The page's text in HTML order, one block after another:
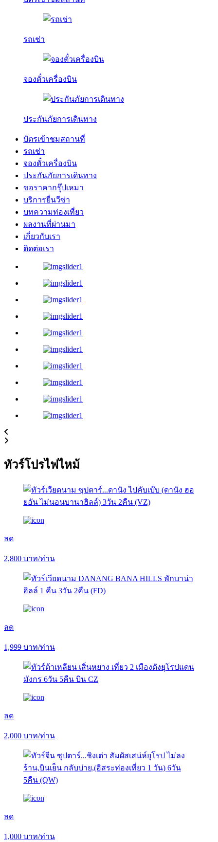
รถเช่า
จองตั๋วเครื่องบิน
ประกันภัยการเดินทาง
บัตรเข้าชมสถานที่
รถเช่า
จองตั๋วเครื่องบิน
ประกันภัยการเดินทาง
ขอราคากรุ๊ปเหมา
บริการยื่นวีซ่า
บทความท่องเที่ยว
ผลงานที่ผ่านมา
เกี่ยวกับเรา
ติดต่อเรา
ทัวร์โปรไฟไหม้
ลด
2,800 บาท/ท่าน
ลด
1,999 บาท/ท่าน
ลด
2,000 บาท/ท่าน
ลด
1,000 บาท/ท่าน